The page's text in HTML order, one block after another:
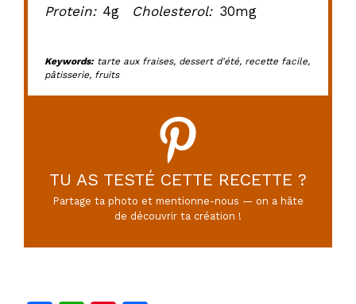
Protein: 4g Cholesterol: 30mg
Keywords:tarte aux fraises, dessert d'été, recette facile,
pâtisserie, fruits
TU AS TESTÉ CETTE RECETTE ?
Partage ta photo et mentionne-nous — on a hâte
de découvrir ta création !